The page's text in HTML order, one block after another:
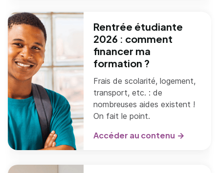
Rentrée étudiante
2026 : comment
financer ma
formation ?
Frais de scolarité, logement,
transport, etc. : de
nombreuses aides existent !
On fait le point.
Accéder au contenu